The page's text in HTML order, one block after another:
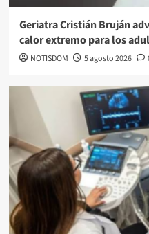
Geriatra Cristián Bruján
calor extremo para los
NOTISDOM 5 agosto 2026